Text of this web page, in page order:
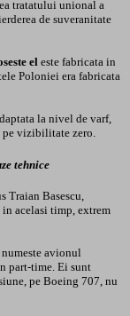
tratatului unional a
de suveranitate
el este fabricata in
Poloniei era fabricata
la nivel de varf,
vizibilitate zero.
tehnice
Traian Basescu,
acelasi timp, extrem
numeste avionul
part-time. Ei sunt
pe Boeing 707, nu